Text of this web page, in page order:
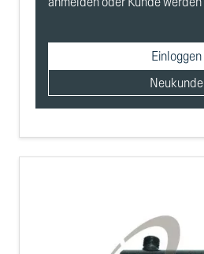
Einloggen
Neukunde